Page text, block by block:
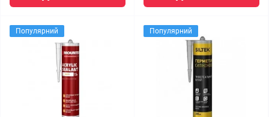
Популярний Популярний